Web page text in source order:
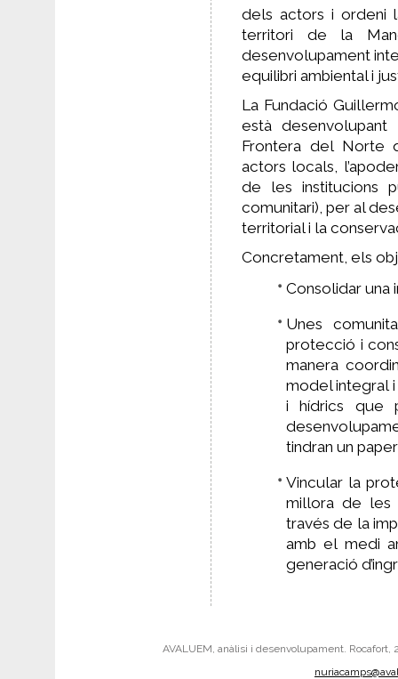
dels actors i ordeni
territori de la
desenvolupament
equilibri ambiental i
La Fundació
està
Frontera del Norte
actors locals,
de les institucions
comunitari), per al
territorial i la
Concretament, els
Consolidar una
Unes
protecció i
manera
model integral
i hídrics que
tindran un
Vincular la
millora de les
través de la
amb el medi
generació
AVALUEM, anàlisi i desenvolupament. Rocafort,